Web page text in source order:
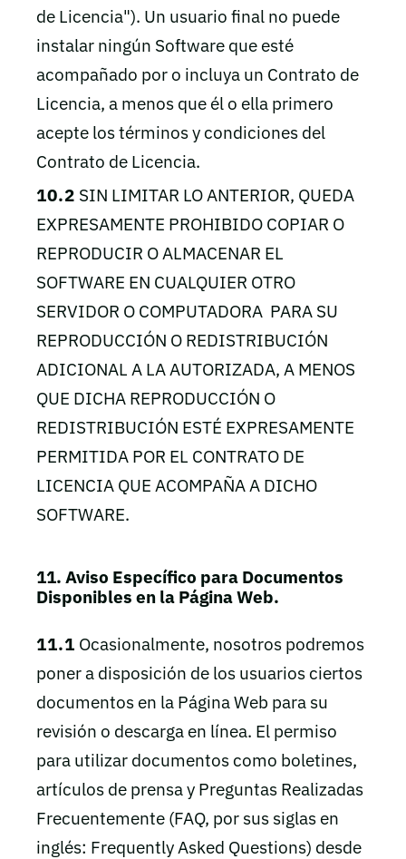
de Licencia"). Un usuario final no puede
instalar ningún Software que esté
acompañado por o incluya un Contrato de
Licencia, a menos que él o ella primero
acepte los términos y condiciones del
Contrato de Licencia.
10.2 SIN LIMITAR LO ANTERIOR, QUEDA
EXPRESAMENTE PROHIBIDO COPIAR O
REPRODUCIR O ALMACENAR EL
SOFTWARE EN CUALQUIER OTRO
SERVIDOR O COMPUTADORA PARA SU
REPRODUCCIÓN O REDISTRIBUCIÓN
ADICIONAL A LA AUTORIZADA, A MENOS
QUE DICHA REPRODUCCIÓN O
REDISTRIBUCIÓN ESTÉ EXPRESAMENTE
PERMITIDA POR EL CONTRATO DE
LICENCIA QUE ACOMPAÑA A DICHO
SOFTWARE.
11. Aviso Específico para Documentos
Disponibles en la Página Web.
11.1 Ocasionalmente, nosotros podremos
poner a disposición de los usuarios ciertos
documentos en la Página Web para su
revisión o descarga en línea. El permiso
para utilizar documentos como boletines,
artículos de prensa y Preguntas Realizadas
Frecuentemente (FAQ, por sus siglas en
inglés: Frequently Asked Questions) desde